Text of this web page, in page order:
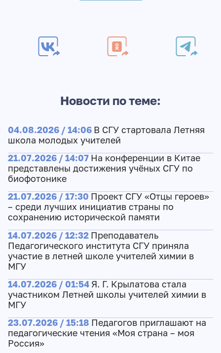
Новости по теме:
04.08.2026 / 14:06 В СГУ стартовала Летняя
школа молодых учителей
21.07.2026 / 14:07 На конференции в Китае
представлены достижения учёных СГУ по
биофотонике
21.07.2026 / 17:30 Проект СГУ «Отцы героев»
– среди лучших инициатив страны по
сохранению исторической памяти
14.07.2026 / 12:32 Преподаватель
Педагогического института СГУ приняла
участие в летней школе учителей химии в
МГУ
14.07.2026 / 01:54 Я. Г. Крылатова стала
участником Летней школы учителей химии в
МГУ
23.07.2026 / 15:18 Педагогов приглашают на
педагогические чтения «Моя страна – моя
Россия»